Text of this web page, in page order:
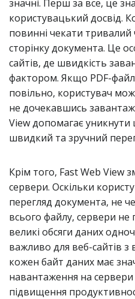
значні. Перш за все, це
користувацький досвід.
повинні чекати
сторінку документа. Це
сайтів, де швидкість
фактором. Якщо PDF-файл
повільно, користувач
не дочекавшись
View допомагає уникнути
швидкий та зручний
Крім того, Fast Web View
сервери. Оскільки
перегляд документа, не
всього файлу, сервери не
великі обсяги даних
важливо для веб-сайтів
кожен байт даних має
навантаження на
підвищення